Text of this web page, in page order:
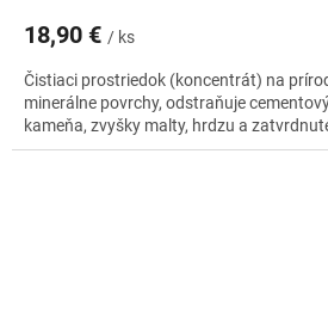
18,90 € / ks
Čistiaci prostriedok (koncentrát) na
minerálne povrchy, odstraňuje
kameňa, zvyšky malty, hrdzu a